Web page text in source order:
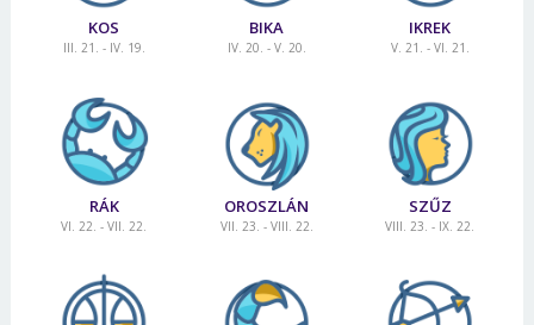
KOS
III. 21. - IV. 19.
BIKA
IV. 20. - V. 20.
IKREK
V. 21. - VI. 21.
RÁK
VI. 22. - VII. 22.
OROSZLÁN
VII. 23. - VIII. 22.
SZŰZ
VIII. 23. - IX. 22.